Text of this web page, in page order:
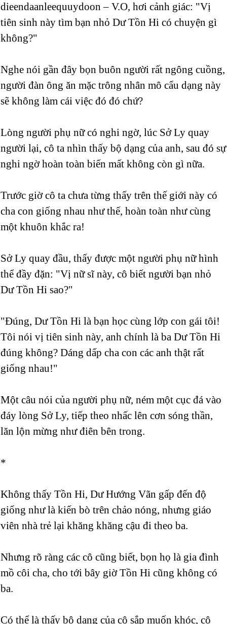
dieendaanleequuydoon – V.O, hơi cảnh giác: "Vị
tiên sinh này tìm bạn nhỏ Dư Tồn Hi có chuyện gì
không?"
Nghe nói gần đây bọn buôn người rất ngông cuồng,
người đàn ông ăn mặc trông nhân mô cẩu dạng này
sẽ không làm cái việc đó đó chứ?
Lòng người phụ nữ có nghi ngờ, lúc Sở Ly quay
người lại, cô ta nhìn thấy bộ dạng của anh, sau đó sự
nghi ngờ hoàn toàn biến mất không còn gì nữa.
Trước giờ cô ta chưa từng thấy trên thế giới này có
cha con giống nhau như thế, hoàn toàn như cùng
một khuôn khắc ra!
Sở Ly quay đầu, thấy được một người phụ nữ hình
thể đầy đặn: "Vị nữ sĩ này, cô biết người bạn nhỏ
Dư Tồn Hi sao?"
"Đúng, Dư Tồn Hi là bạn học cùng lớp con gái tôi!
Tôi nói vị tiên sinh này, anh chính là ba Dư Tồn Hi
đúng không? Dáng dấp cha con các anh thật rất
giống nhau!"
Một câu nói của người phụ nữ, ném một cục đá vào
đáy lòng Sở Ly, tiếp theo nhấc lên cơn sóng thần,
lăn lộn mừng như điên bên trong.
*
Không thấy Tồn Hi, Dư Hướng Vãn gấp đến độ
giống như là kiến bò trên chảo nóng, nhưng giáo
viên nhà trẻ lại khăng khăng cậu đi theo ba.
Nhưng rõ ràng các cô cũng biết, bọn họ là gia đình
mồ côi cha, cho tới bây giờ Tồn Hi cũng không có
ba.
Có thể là thấy bộ dạng của cô sắp muốn khóc, cô